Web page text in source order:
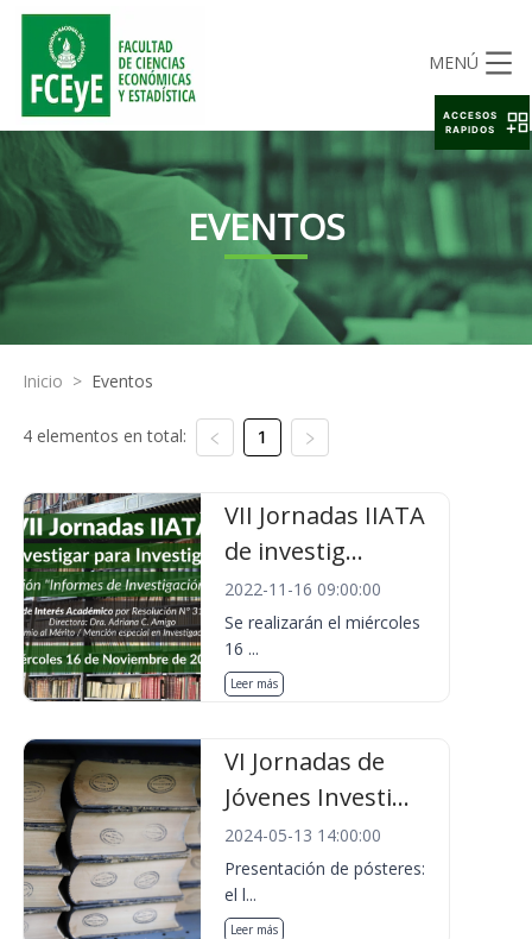
MENÚ
EVENTOS
Inicio > Eventos
4 elementos en total: 1
VII Jornadas IIATA
de investig...
2022-11-16 09:00:00
Se realizarán el miércoles
16 ...
Leer más
VI Jornadas de
Jóvenes Investi...
2024-05-13 14:00:00
Presentación de pósteres:
el l...
Leer más
ACCESOS
RAPIDOS